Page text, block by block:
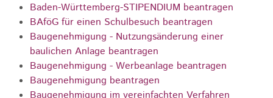
Baden-Württemberg-STIPENDIUM beantragen
BAföG für einen Schulbesuch beantragen
Baugenehmigung - Nutzungsänderung einer
baulichen Anlage beantragen
Baugenehmigung - Werbeanlage beantragen
Baugenehmigung beantragen